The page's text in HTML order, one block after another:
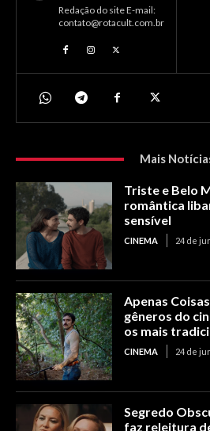
Redação do site E-mail:
contato@rotacult.com.br
Mais
Triste e Belo
romântica
sensível
CINEMA 24 de
Apenas
gêneros do
os mais
CINEMA 24 de
Segredo
faz releitura